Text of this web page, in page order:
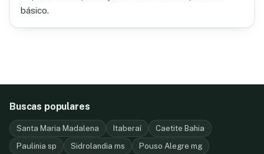
básico.
Buscas populares
Santa Maria Madalena Itaberaí
Caetite Bahia
Paulinia sp
Sidrolandia ms Pouso Alegre mg